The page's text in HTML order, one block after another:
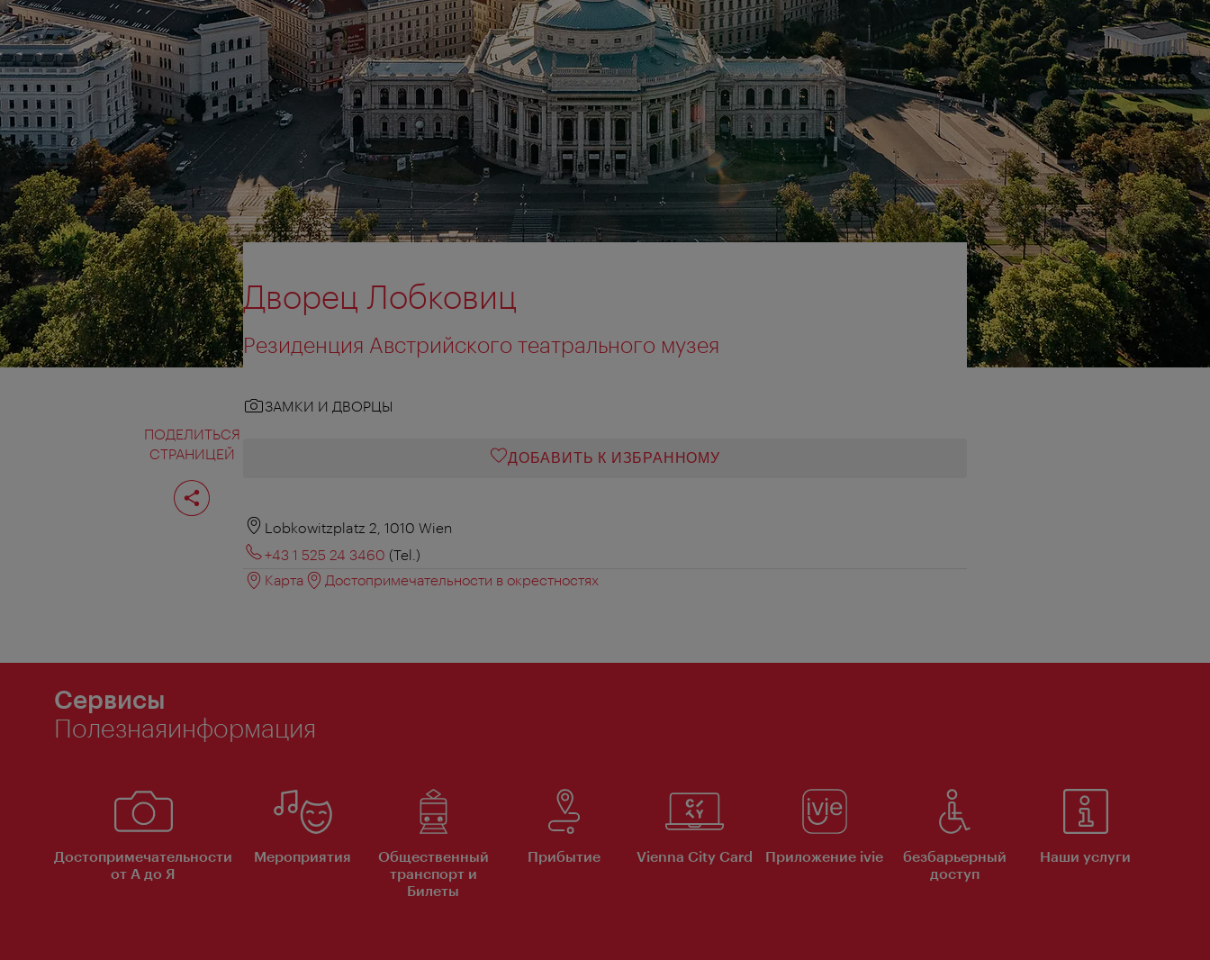
ПОДЕЛИТЬСЯ
СТРАНИЦЕЙ
Поделиться
страницей
Дворец Лобковиц
Резиденция Австрийского театрального музея
ЗАМКИ И ДВОРЦЫ
ДОБАВИТЬ К ИЗБРАННОМУ
Lobkowitzplatz 2, 1010 Wien
+43 1 525 24 3460 (Tel.)
Карта
Достопримечательности в окрестностях
Сервисы
Полезнаяинформация
Достопримечательности
от А до Я
Мероприятия
Общественный
транспорт и
Билеты
Прибытие Vienna City Card Приложение ivie
безбарьерный
доступ
Наши услуги